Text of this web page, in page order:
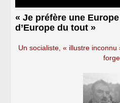
« Je préfère une
d’Europe du tout »
Un socialiste, « illustre